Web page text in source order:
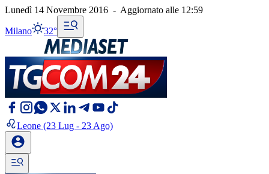
Lunedì 14 Novembre 2016 - Aggiornato alle 12:59
Milano 32°
Leone (23 Lug - 23 Ago)